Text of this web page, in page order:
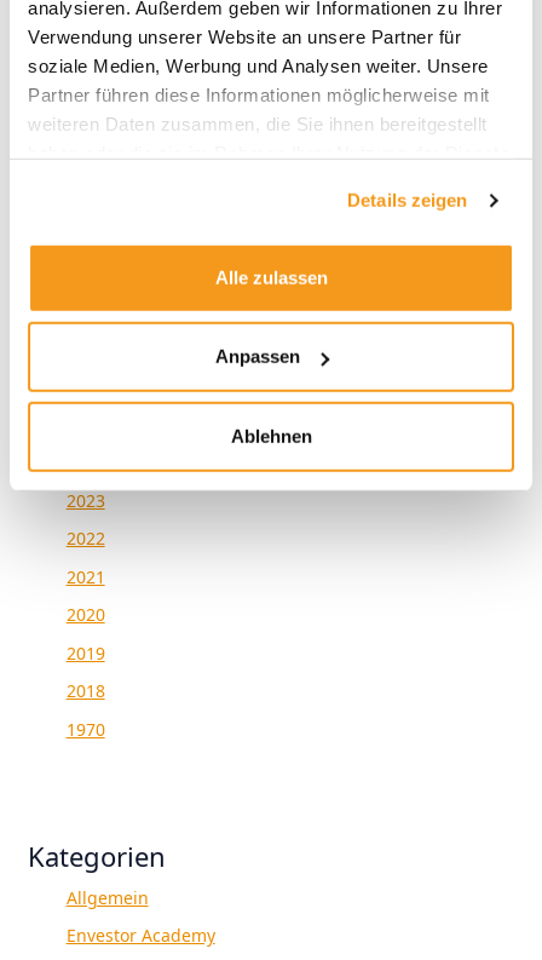
analysieren. Außerdem geben wir Informationen zu Ihrer
Verwendung unserer Website an unsere Partner für
soziale Medien, Werbung und Analysen weiter. Unsere
Partner führen diese Informationen möglicherweise mit
weiteren Daten zusammen, die Sie ihnen bereitgestellt
Details zeigen
Alle zulassen
Anpassen
Ablehnen
Wer gewinnt? Vier Anlegertypen und das
Altersvorsorgedepot
KI im aktiven Fondsmanagement: Zwischen Anspruch
und Wirklichkeit
2026
2023
2022
2021
2020
2019
2018
1970
Kategorien
Allgemein
Envestor Academy